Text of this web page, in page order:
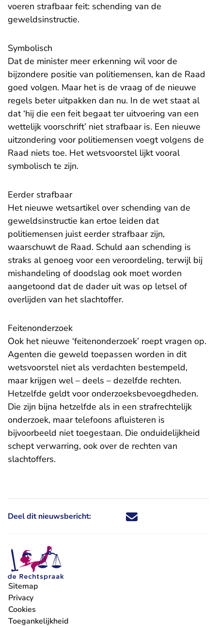
voeren strafbaar feit: schending van de
geweldsinstructie.
Symbolisch
Dat de minister meer erkenning wil voor de
bijzondere positie van politiemensen, kan de Raad
goed volgen. Maar het is de vraag of de nieuwe
regels beter uitpakken dan nu. In de wet staat al
dat ‘hij die een feit begaat ter uitvoering van een
wettelijk voorschrift’ niet strafbaar is. Een nieuwe
uitzondering voor politiemensen voegt volgens de
Raad niets toe. Het wetsvoorstel lijkt vooral
symbolisch te zijn.
Eerder strafbaar
Het nieuwe wetsartikel over schending van de
geweldsinstructie kan ertoe leiden dat
politiemensen juist eerder strafbaar zijn,
waarschuwt de Raad. Schuld aan schending is
straks al genoeg voor een veroordeling, terwijl bij
mishandeling of doodslag ook moet worden
aangetoond dat de dader uit was op letsel of
overlijden van het slachtoffer.
Feitenonderzoek
Ook het nieuwe ‘feitenonderzoek’ roept vragen op.
Agenten die geweld toepassen worden in dit
wetsvoorstel niet als verdachten bestempeld,
maar krijgen wel – deels – dezelfde rechten.
Hetzelfde geldt voor onderzoeksbevoegdheden.
Die zijn bijna hetzelfde als in een strafrechtelijk
onderzoek, maar telefoons afluisteren is
bijvoorbeeld niet toegestaan. Die onduidelijkheid
schept verwarring, ook over de rechten van
slachtoffers.
Deel dit nieuwsbericht: Deel dit nieuwsbericht via X -
Deel dit nieuwsbericht via
Deel dit nieuwsbericht
Deel dit
Sitemap
Privacy
Cookies
Toegankelijkheid